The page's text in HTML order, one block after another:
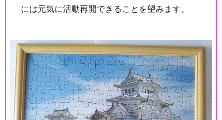
には元気に活動再開できることを望みます。